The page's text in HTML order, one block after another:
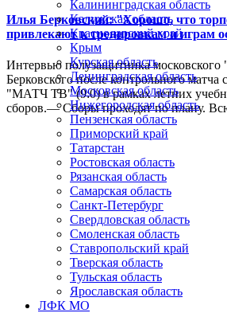
Илья Берковский: "Хорошо, что
привлекают к тренировкам и играм
Интервью полузащитника
Берковского после контрольного матча
"МАТЧ ТВ" (9:0) в рамках летних
сборов.— Сборы проходят по плану.
Калининградская область
Калужская область
Краснодарский край
Крым
Курская область
Ленинградская область
Московская область
Нижегородская область
Пензенская область
Приморский край
Татарстан
Ростовская область
Рязанская область
Самарская область
Санкт-Петербург
Свердловская область
Смоленская область
Ставропольский край
Тверская область
Тульская область
Ярославская область
ЛФК МО